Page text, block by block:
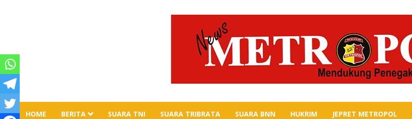
HOME BERITA SUARA TNI SUARA TRIBRATA SUARA BNN HUKRIM JEPRET METROPOL